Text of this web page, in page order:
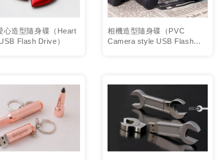
心造型隨身碟（Heart
Flash Drive）
相機造型隨身碟（PVC
Camera style USB Flash